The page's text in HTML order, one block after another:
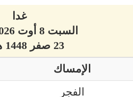
غدا
السبت 8 أوت 2026 ميلادي
23 صفر 1448 هجري
الإمساك
الفجر